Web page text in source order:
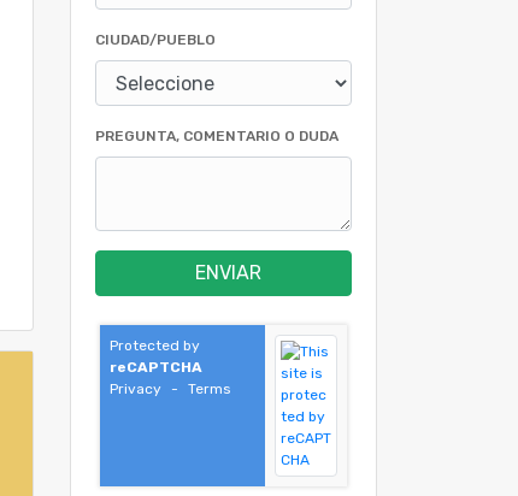
CIUDAD/PUEBLO
PREGUNTA, COMENTARIO O DUDA
ENVIAR
Protected by
reCAPTCHA
Privacy
- Terms